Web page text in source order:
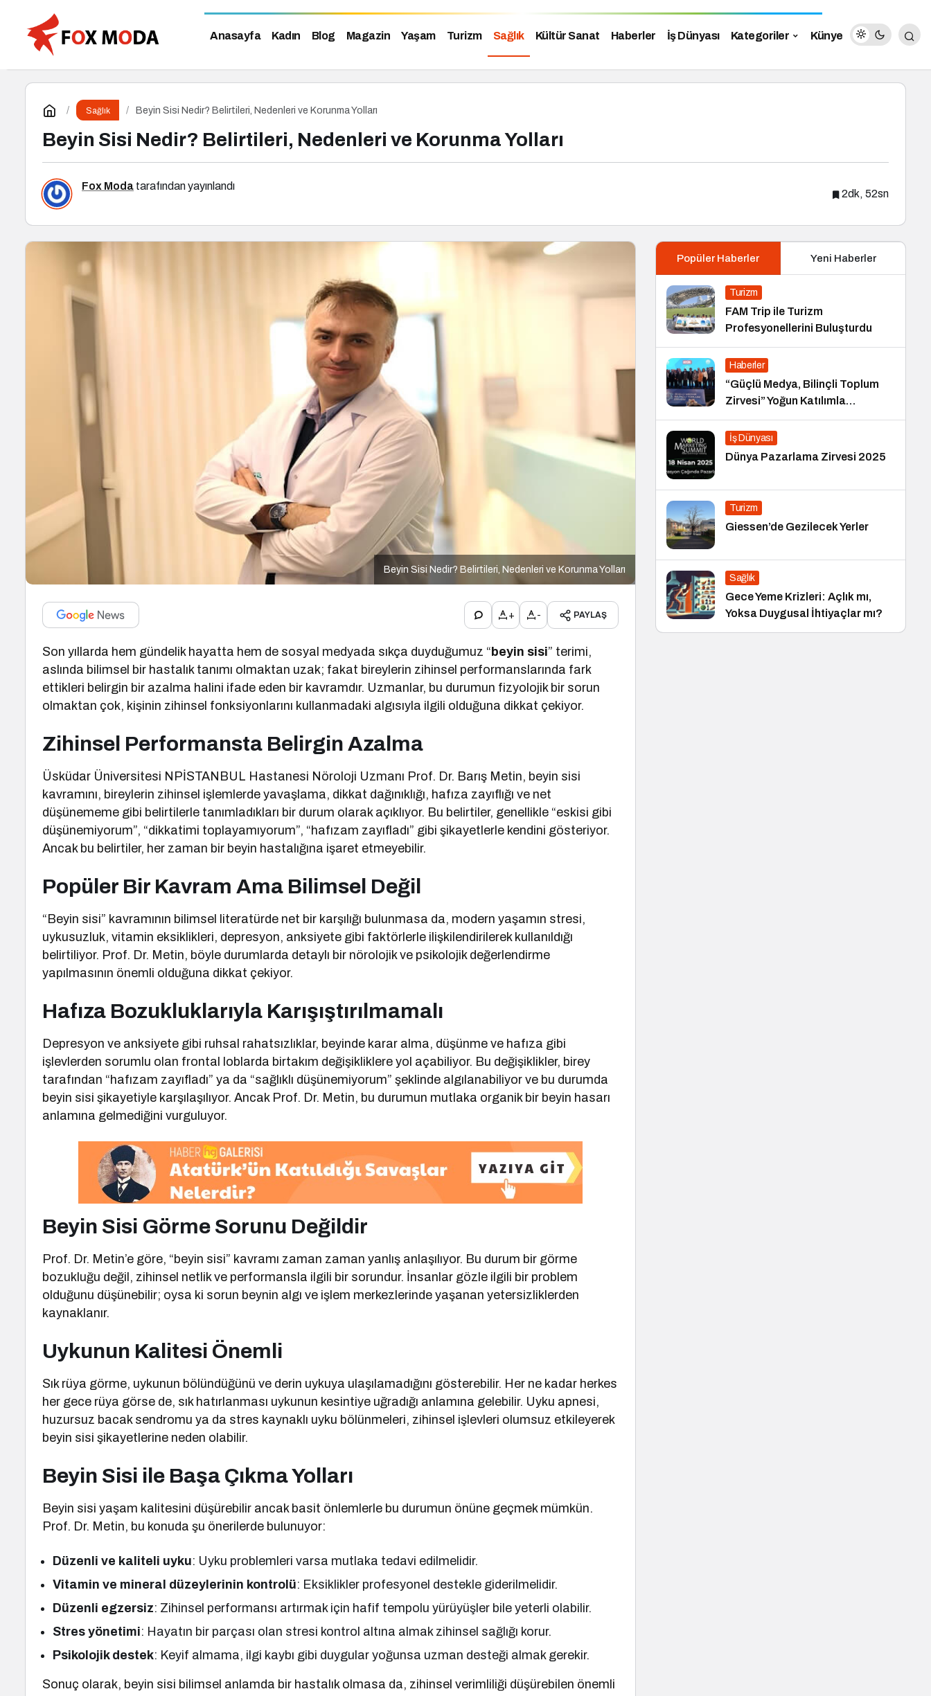
Anasayfa Kadın Blog Magazin Yaşam Turizm Sağlık Kültür Sanat Haberler İş Dünyası Kategoriler Künye
Sağlık Beyin Sisi Nedir? Belirtileri, Nedenleri ve Korunma Yolları
Beyin Sisi Nedir? Belirtileri, Nedenleri ve Korunma Yolları
Fox Moda tarafından yayınlandı
2dk, 52sn
Beyin Sisi Nedir? Belirtileri, Nedenleri ve Korunma Yolları
+ - PAYLAŞ
Son yıllarda hem gündelik hayatta hem de sosyal medyada sıkça duyduğumuz “ beyin sisi” terimi,
aslında bilimsel bir hastalık tanımı olmaktan uzak; fakat bireylerin zihinsel performanslarında fark
ettikleri belirgin bir azalma halini ifade eden bir kavramdır. Uzmanlar, bu durumun fizyolojik bir sorun
olmaktan çok, kişinin zihinsel fonksiyonlarını kullanmadaki algısıyla ilgili olduğuna dikkat çekiyor.
Zihinsel Performansta Belirgin Azalma
Üsküdar Üniversitesi NPİSTANBUL Hastanesi Nöroloji Uzmanı Prof. Dr. Barış Metin, beyin sisi
kavramını, bireylerin zihinsel işlemlerde yavaşlama, dikkat dağınıklığı, hafıza zayıflığı ve net
düşünememe gibi belirtilerle tanımladıkları bir durum olarak açıklıyor. Bu belirtiler, genellikle “eskisi gibi
düşünemiyorum”, “dikkatimi toplayamıyorum”, “hafızam zayıfladı” gibi şikayetlerle kendini gösteriyor.
Ancak bu belirtiler, her zaman bir beyin hastalığına işaret etmeyebilir.
Popüler Bir Kavram Ama Bilimsel Değil
“Beyin sisi” kavramının bilimsel literatürde net bir karşılığı bulunmasa da, modern yaşamın stresi,
uykusuzluk, vitamin eksiklikleri, depresyon, anksiyete gibi faktörlerle ilişkilendirilerek kullanıldığı
belirtiliyor. Prof. Dr. Metin, böyle durumlarda detaylı bir nörolojik ve psikolojik değerlendirme
yapılmasının önemli olduğuna dikkat çekiyor.
Hafıza Bozukluklarıyla Karışıştırılmamalı
Depresyon ve anksiyete gibi ruhsal rahatsızlıklar, beyinde karar alma, düşünme ve hafıza gibi
işlevlerden sorumlu olan frontal loblarda birtakım değişikliklere yol açabiliyor. Bu değişiklikler, birey
tarafından “hafızam zayıfladı” ya da “sağlıklı düşünemiyorum” şeklinde algılanabiliyor ve bu durumda
beyin sisi şikayetiyle karşılaşılıyor. Ancak Prof. Dr. Metin, bu durumun mutlaka organik bir beyin hasarı
anlamına gelmediğini vurguluyor.
Beyin Sisi Görme Sorunu Değildir
Prof. Dr. Metin’e göre, “beyin sisi” kavramı zaman zaman yanlış anlaşılıyor. Bu durum bir görme
bozukluğu değil, zihinsel netlik ve performansla ilgili bir sorundur. İnsanlar gözle ilgili bir problem
olduğunu düşünebilir; oysa ki sorun beynin algı ve işlem merkezlerinde yaşanan yetersizliklerden
kaynaklanır.
Uykunun Kalitesi Önemli
Sık rüya görme, uykunun bölündüğünü ve derin uykuya ulaşılamadığını gösterebilir. Her ne kadar herkes
her gece rüya görse de, sık hatırlanması uykunun kesintiye uğradığı anlamına gelebilir. Uyku apnesi,
huzursuz bacak sendromu ya da stres kaynaklı uyku bölünmeleri, zihinsel işlevleri olumsuz etkileyerek
beyin sisi şikayetlerine neden olabilir.
Beyin Sisi ile Başa Çıkma Yolları
Beyin sisi yaşam kalitesini düşürebilir ancak basit önlemlerle bu durumun önüne geçmek mümkün.
Prof. Dr. Metin, bu konuda şu önerilerde bulunuyor:
Düzenli ve kaliteli uyku: Uyku problemleri varsa mutlaka tedavi edilmelidir.
Vitamin ve mineral düzeylerinin kontrolü: Eksiklikler profesyonel destekle giderilmelidir.
Düzenli egzersiz: Zihinsel performansı artırmak için hafif tempolu yürüyüşler bile yeterli olabilir.
Stres yönetimi: Hayatın bir parçası olan stresi kontrol altına almak zihinsel sağlığı korur.
Psikolojik destek: Keyif almama, ilgi kaybı gibi duygular yoğunsa uzman desteği almak gerekir.
Sonuç olarak, beyin sisi bilimsel anlamda bir hastalık olmasa da, zihinsel verimliliği düşürebilen önemli
Popüler Haberler Yeni Haberler
Turizm
FAM Trip ile Turizm
Profesyonellerini Buluşturdu
Haberler
“Güçlü Medya, Bilinçli Toplum
Zirvesi” Yoğun Katılımla
Gerçekleşti
İş Dünyası
Dünya Pazarlama Zirvesi 2025
Turizm
Giessen’de Gezilecek Yerler
Sağlık
Gece Yeme Krizleri: Açlık mı,
Yoksa Duygusal İhtiyaçlar mı?